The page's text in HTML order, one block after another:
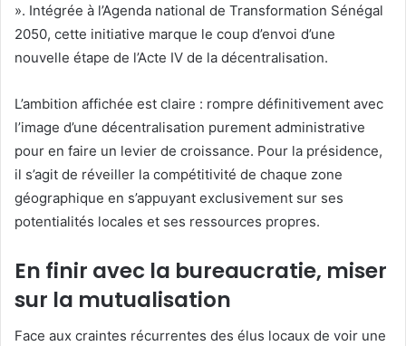
». Intégrée à l’Agenda national de Transformation Sénégal
2050, cette initiative marque le coup d’envoi d’une
nouvelle étape de l’Acte IV de la décentralisation.
L’ambition affichée est claire : rompre définitivement avec
l’image d’une décentralisation purement administrative
pour en faire un levier de croissance. Pour la présidence,
il s’agit de réveiller la compétitivité de chaque zone
géographique en s’appuyant exclusivement sur ses
potentialités locales et ses ressources propres.
En finir avec la bureaucratie, miser
sur la mutualisation
Face aux craintes récurrentes des élus locaux de voir une